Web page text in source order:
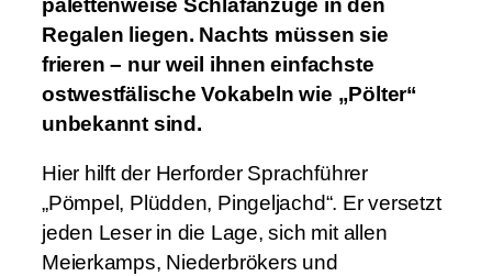
j
a
–
G
r
u
palettenweise Schlafanzüge in den
Regalen liegen. Nachts müssen sie
frieren – nur weil ihnen einfachste
ostwestfälische Vokabeln wie „Pölter“
unbekannt sind.
Hier hilft der Herforder Sprachführer
„Pömpel, Plüdden, Pingeljachd“. Er versetzt
jeden Leser in die Lage, sich mit allen
Meierkamps, Niederbrökers und